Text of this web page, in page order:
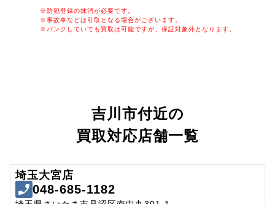
※防犯登録の抹消が必要です。
※事故車などは引取となる場合がございます。
※パンクしていても買取は可能ですが、保証対象外となります。
吉川市付近の
買取対応店舗一覧
埼玉大宮店
048-685-1182